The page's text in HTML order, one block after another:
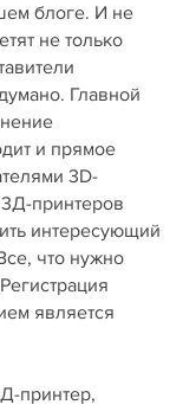
блоге. И не
не только
Главной
и прямое
3D-
принтеров
интересующий
что нужно
является
принтер,